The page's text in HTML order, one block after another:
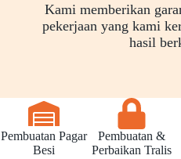
Kami memberikan
pekerjaan yang kami
hasil
Pembuatan Pagar
Besi
Pembuatan &
Perbaikan Tralis